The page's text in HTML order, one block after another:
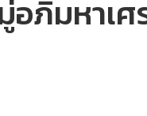
อภิมหาเ